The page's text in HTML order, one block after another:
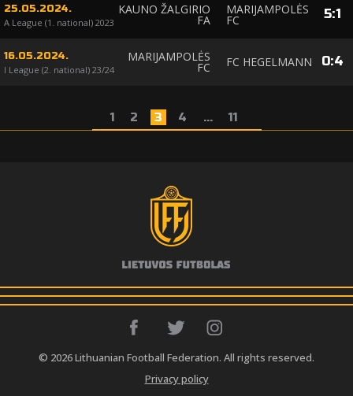
25.05.2024.
A League (1. national) 2023
KAUNO ŽALGIRIO
FA
MARIJAMPOLĖS
FC 5:1
16.05.2024.
I League (2. national) 23/24
MARIJAMPOLĖS
FC FC HEGELMANN 0:4
1 2 3 4 ... 11
© 2026 Lithuanian Football Federation. All rights reserved.
Privacy policy